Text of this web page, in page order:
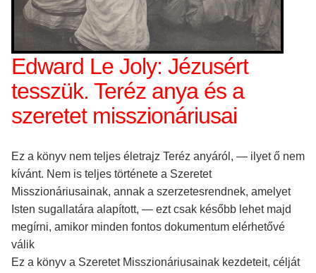
Edward Le Joly: Jézusért
tesszük. Teréz anya és a
szeretet misszionáriusai
Ez a könyv nem teljes életrajz Teréz anyáról, — ilyet ő nem
kívánt. Nem is teljes története a Szeretet
Misszionáriusainak, annak a szerzetesrendnek, amelyet
Isten sugallatára alapított, — ezt csak később lehet majd
megírni, amikor minden fontos dokumentum elérhetővé
válik
Ez a könyv a Szeretet Misszionáriusainak kezdeteit, célját